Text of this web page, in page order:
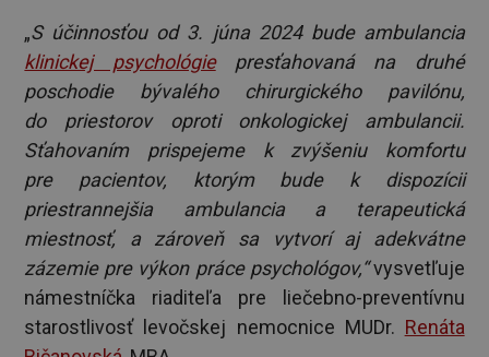
„S účinnosťou od 3. júna 2024 bude ambulancia
klinickej psychológiepresťahovaná na druhé
poschodie bývalého chirurgického pavilónu,
do priestorov oproti onkologickej ambulancii.
Sťahovaním prispejeme k zvýšeniu komfortu
pre pacientov, ktorým bude k dispozícii
priestrannejšia ambulancia a terapeutická
miestnosť, a zároveň sa vytvorí aj adekvátne
zázemie pre výkon práce psychológov,“vysvetľuje
námestníčka riaditeľa pre liečebno-preventívnu
starostlivosť levočskej nemocnice MUDr. Renáta